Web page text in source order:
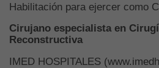
Habilitación para ejercer como
Cirujano especialista en
Reconstructiva
IMED HOSPITALES